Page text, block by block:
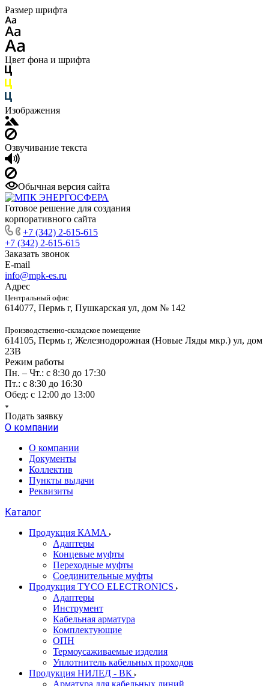
Размер шрифта
Цвет фона и шрифта
Изображения
Озвучивание текста
Обычная версия сайта
Готовое решение для создания
корпоративного сайта
+7 (342) 2-615-615
+7 (342) 2-615-615
Заказать звонок
E-mail
info@mpk-es.ru
Адрес
Центральный офис
614077, Пермь г, Пушкарская ул, дом № 142
Производственно-складское помещение
614105, Пермь г, Железнодорожная (Новые Ляды мкр.) ул, дом
23В
Режим работы
Пн. – Чт.: с 8:30 до 17:30
Пт.: с 8:30 до 16:30
Обед: с 12:00 до 13:00
Подать заявку
О компании
О компании
Документы
Коллектив
Пункты выдачи
Реквизиты
Каталог
Продукция КАМА
Адаптеры
Концевые муфты
Переходные муфты
Соединительные муфты
Продукция TYCO ELECTRONICS
Адаптеры
Инструмент
Кабельная арматура
Комплектующие
ОПН
Термоусаживаемые изделия
Уплотнитель кабельных проходов
Продукция НИЛЕД - ВК
Арматура для кабельных линий